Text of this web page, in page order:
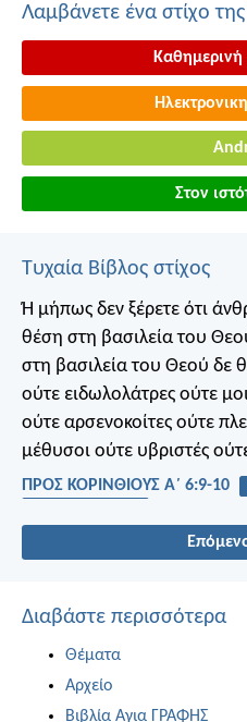
Λαμβάνετε ένα στίχο
Καθημερινή
Στον
Τυχαία Βίβλος στίχος
Ή μήπως δεν ξέρετε ότι
θέση στη βασιλεία του
στη βασιλεία του Θεού δε
ούτε ειδωλολάτρες ούτε
ούτε αρσενοκοίτες ούτε
μέθυσοι ούτε υβριστές
ΠΡΟΣ ΚΟΡΙΝΘΙΟΥΣ Α΄ 6:9-10
Διαβάστε περισσότερα
Θέματα
Αρχείο
Βιβλία Αγια ΓΡΑΦΗΣ